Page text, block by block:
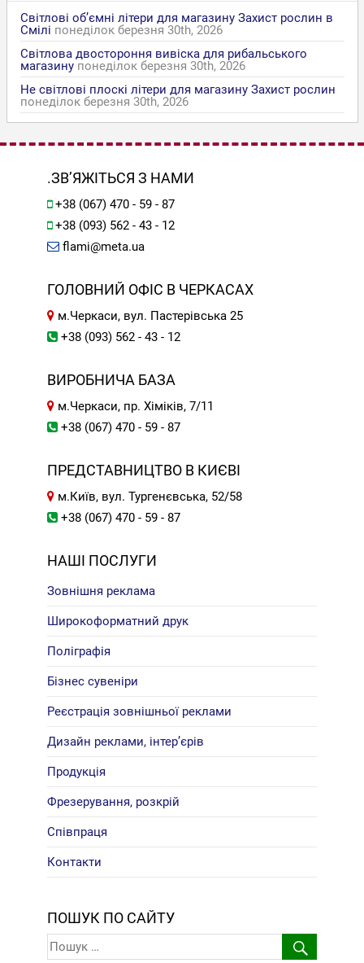
Світлові об’ємні літери для магазину Захист рослин в
Смілі понеділок березня 30th, 2026
Світлова двостороння вивіска для рибальського
магазину понеділок березня 30th, 2026
Не світлові плоскі літери для магазину Захист рослин
понеділок березня 30th, 2026
.ЗВ’ЯЖІТЬСЯ З НАМИ
+38 (067) 470 - 59 - 87
+38 (093) 562 - 43 - 12
flami@meta.ua
ГОЛОВНИЙ ОФІС В ЧЕРКАСАХ
м.Черкаси, вул. Пастерівська 25
+38 (093) 562 - 43 - 12
ВИРОБНИЧА БАЗА
м.Черкаси, пр. Хіміків, 7/11
+38 (067) 470 - 59 - 87
ПРЕДСТАВНИЦТВО В КИЄВІ
м.Київ, вул. Тургенєвська, 52/58
+38 (067) 470 - 59 - 87
НАШІ ПОСЛУГИ
Зовнішня реклама
Широкоформатний друк
Поліграфія
Бізнес сувеніри
Реєстрація зовнішньої реклами
Дизайн реклами, інтер’єрів
Продукція
Фрезерування, розкрій
Співпраця
Контакти
ПОШУК ПО САЙТУ